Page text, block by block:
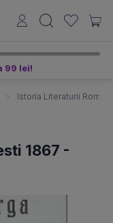
99 lei!
Istoria Literaturii
1867 -